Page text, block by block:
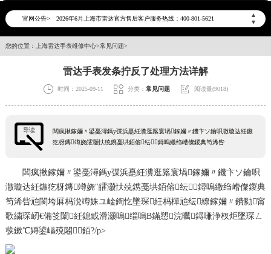
官网公告>
▲
▼
2026年6月上海市雷达官方售后客户服务热线：400-801-5621
2026年6月雷达售后服务中心最新网点地址：
上海市徐汇区虹桥路3号港汇中心写字楼2座37层3705室（需提前预约）
您的位置： 上海雷达手表维修中心>常见问题>
雷达手表发条拧反了处理方法详解
 时间：2025-09-11  分类： 常见问题  阅读量(9018)
导读
闆疯揪鎵嬭〃鍙戞潯鎷у弽浜嗭紝瀵逛簬寰堝鎵嬭〃鐖卞ソ鑰呮潵璇达紝鏃
犵枒鏄竴娆皬灏忕殑鎸戞垬銆傛纭鐞嗚繖绉嶆儏鍐典笉浠呰
闆疯揪鎵嬭〃鍙戞潯鎷у弽浜嗭紝瀵逛簬寰堝鎵嬭〃鐖卞ソ鑰呮
潵璇达紝鏃犵枒鏄竴娆″皬灏忕殑鎸戞垬銆傛纭鐞嗚繖绉嶆儏鍐典
笉浠呰兘閬垮厤杩涗竴姝ユ崯鍧忔墜琛紝杩樿兘纭繚鎵嬭〃鐨勬甯
歌繍琛屻€備笅闈紝鎴戜滑灏嗚缁嗚В鏋愬浣曞鐞嗛浄杈炬墜琛ㄥ
彂鏉℃嫥鍙嶇殑闂銆?/p>